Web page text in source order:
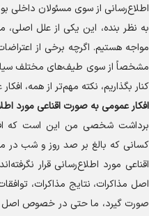
اطلاع‌رسانی از سوی مسئولان داخلی
به نظر بنده، این یکی از علل
مواجه هستیم. اگرچه برخی از
مشخصاً از سوی طیف‌های مختلف
کنار بگذاریم، نکته مهم‌تر از همه،
افکار عمومی به صورت اقناعی مورد
برداشت شخصی من این است که
کسانی که بالغ بر صد روز و شب در
اقناعی مورد اطلاع‌رسانی قرار
اصل مذاکرات، نتایج مذاکرات،
صورت گیرد، ما حتی در خصوص اصل